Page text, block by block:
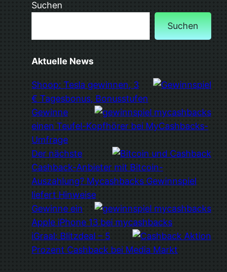
Suchen
Suchen
Aktuelle News
Shoop: Tesla gewinnen, 3
€ Tagesbonus, Bonusstufen
Gewinne
einen Teufel-Kopfhörer bei MyCashbacks-
Umfrage
Der nächste
Cashback-Anbieter mit Bitcoin-
Auszahlung? Mycashbacks Gewinnspiel
liefert Hinweise
Gewinne ein
Apple iPhone 13 bei mycashbacks
iGraal: Blitzdeal – 5
Prozent Cashback bei Media Markt